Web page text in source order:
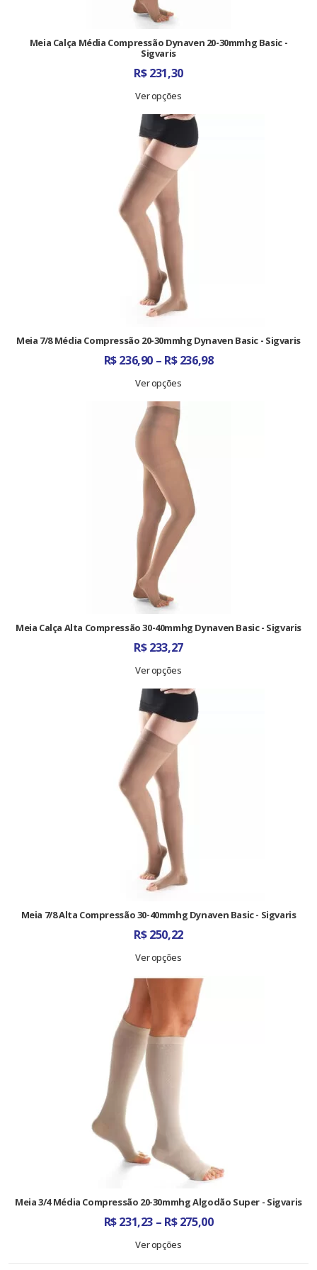
Meia Calça Média Compressão Dynaven 20-30mmhg Basic -
Sigvaris
R$231,30
Ver opções
Meia 7/8 Média Compressão 20-30mmhg Dynaven Basic - Sigvaris
R$236,90 – R$236,98Faixa
Ver opções
Meia Calça Alta Compressão 30-40mmhg Dynaven Basic - Sigvaris
R$233,27
Ver opções
Meia 7/8 Alta Compressão 30-40mmhg Dynaven Basic - Sigvaris
R$250,22
Ver opções
Meia 3/4 Média Compressão 20-30mmhg Algodão Super - Sigvaris
R$231,23 – R$275,00Faixa
Ver opções